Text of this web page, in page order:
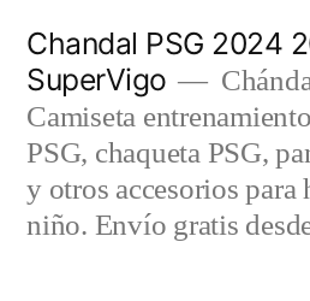
contenido
Chandal PSG 2024
SuperVigo
Camiseta
PSG, chaqueta PSG,
y otros accesorios
niño. Envío gratis